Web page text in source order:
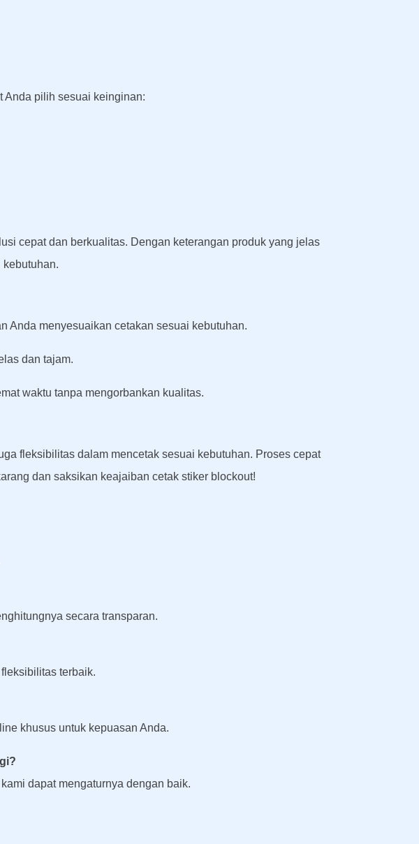
Anda pilih sesuai keinginan:
cepat dan berkualitas. Dengan keterangan produk yang jelas
Anda menyesuaikan cetakan sesuai kebutuhan.
dan tajam.
waktu tanpa mengorbankan kualitas.
fleksibilitas dalam mencetak sesuai kebutuhan. Proses cepat
dan saksikan keajaiban cetak stiker blockout!
secara transparan.
terbaik.
khusus untuk kepuasan Anda.
dapat mengaturnya dengan baik.